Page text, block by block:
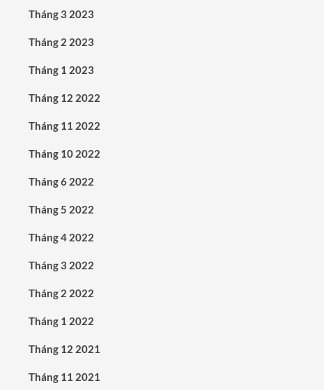
Tháng 3 2023
Tháng 2 2023
Tháng 1 2023
Tháng 12 2022
Tháng 11 2022
Tháng 10 2022
Tháng 6 2022
Tháng 5 2022
Tháng 4 2022
Tháng 3 2022
Tháng 2 2022
Tháng 1 2022
Tháng 12 2021
Tháng 11 2021